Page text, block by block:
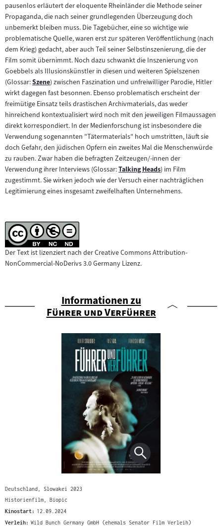
pausenlos erläutert der eloquente Rheinländer die Methode seiner
Propaganda, die nach seiner grundlegenden Überzeugung doch
unbemerkt bleiben muss. Die Tagebücher, eine so wichtige wie
problematische Quelle, waren erst zur späteren Veröffentlichung (nach
dem Krieg) gedacht, aber auch Teil seiner Selbstinszenierung, die der
Film somit übernimmt. Noch dazu schwankt die Inszenierung von
Goebbels als Illusionskünstler in diesen und weiteren Spielszenen
(Glossar:Zum
Inhalt:
Szene) zwischen Faszination und unfreiwilliger Parodie, Hitler
wirkt dagegen fast besonnen. Ebenso problematisch erscheint der
freimütige Einsatz teils drastischen Archivmaterials, das weder
hinreichend kontextualisiert wird noch mit den jeweiligen Filmaussagen
direkt korrespondiert. In der Medienforschung ist insbesondere die
Verwendung sogenannten "Tätermaterials" hoch umstritten, läuft sie
doch Gefahr, den jüdischen Opfern ein zweites Mal die Menschenwürde
zu rauben. Zwar haben die befragten Zeitzeugen/-innen der
Verwendung ihrer Interviews (Glossar:Zum
Inhalt:
Talking Heads) im Film
zugestimmt. Sie wirken jedoch wie der Versuch einer nachträglichen
Legitimierung eines insgesamt zweifelhaften Unternehmens.
Der Text ist lizenziert nach der Creative Commons Attribution-
NonCommercial-NoDerivs 3.0 Germany Lizenz.
Informationen zu
"
Führer und Verführer"
Deutschland, Slowakei 2023
Historienfilm, Biopic
Kinostart: 12.09.2024
Verleih: Wild Bunch Germany GmbH (ehemals Senator Film Verleih)